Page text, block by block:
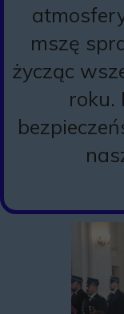
mszę
życząc
roku.